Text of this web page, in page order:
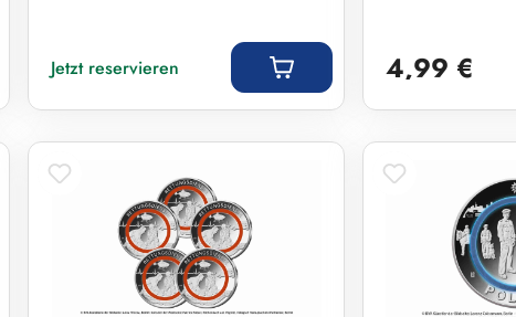
Jetzt reservieren 4,99 €